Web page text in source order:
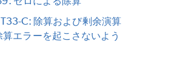
C: 除算および剰余演算
算エラーを起こさないよう